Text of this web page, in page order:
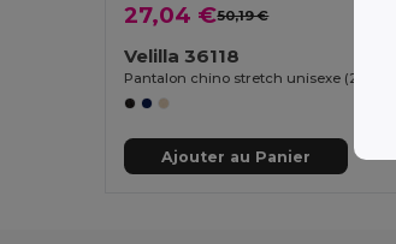
27,04 €50,19 €
Velilla 36118
Ajouter au Panier